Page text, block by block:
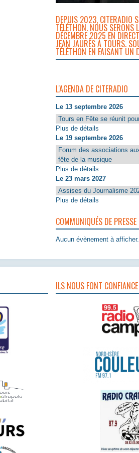
DEPUIS 2023, CITERADIO
TÉLÉTHON. NOUS SERONS
DÉCEMBRE 2025 EN
JEAN JAURÈS À TOURS.
TÉLÉTHON EN FAISANT UN
L'AGENDA DE CITERADIO
Le 13 septembre 2026
Tours en Fête se réunit
Plus de détails
Le 19 septembre 2026
Forum des associations
fête de la musique
Plus de détails
Le 23 mars 2027
Assises du Journalisme
Plus de détails
COMMUNIQUÉS DE PRESSE
Aucun évènement à afficher.
ILS NOUS FONT